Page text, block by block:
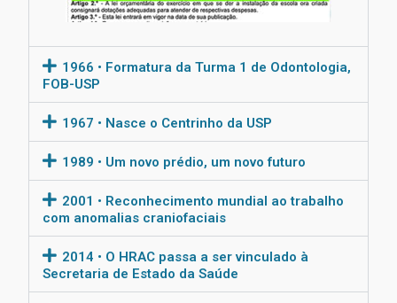
1966 • Formatura da Turma 1 de Odontologia,
FOB-USP
1967 • Nasce o Centrinho da USP
1989 • Um novo prédio, um novo futuro
2001 • Reconhecimento mundial ao trabalho
com anomalias craniofaciais
2014 • O HRAC passa a ser vinculado à
Secretaria de Estado da Saúde